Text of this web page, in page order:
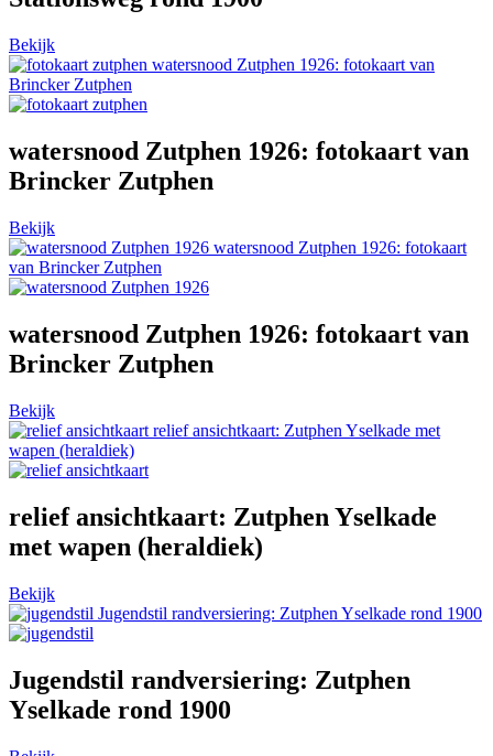
Bekijk
watersnood Zutphen 1926: fotokaart van
Brincker Zutphen
watersnood Zutphen 1926: fotokaart van
Brincker Zutphen
Bekijk
watersnood Zutphen 1926: fotokaart
van Brincker Zutphen
watersnood Zutphen 1926: fotokaart van
Brincker Zutphen
Bekijk
relief ansichtkaart: Zutphen Yselkade met
wapen (heraldiek)
relief ansichtkaart: Zutphen Yselkade
met wapen (heraldiek)
Bekijk
Jugendstil randversiering: Zutphen Yselkade rond 1900
Jugendstil randversiering: Zutphen
Yselkade rond 1900